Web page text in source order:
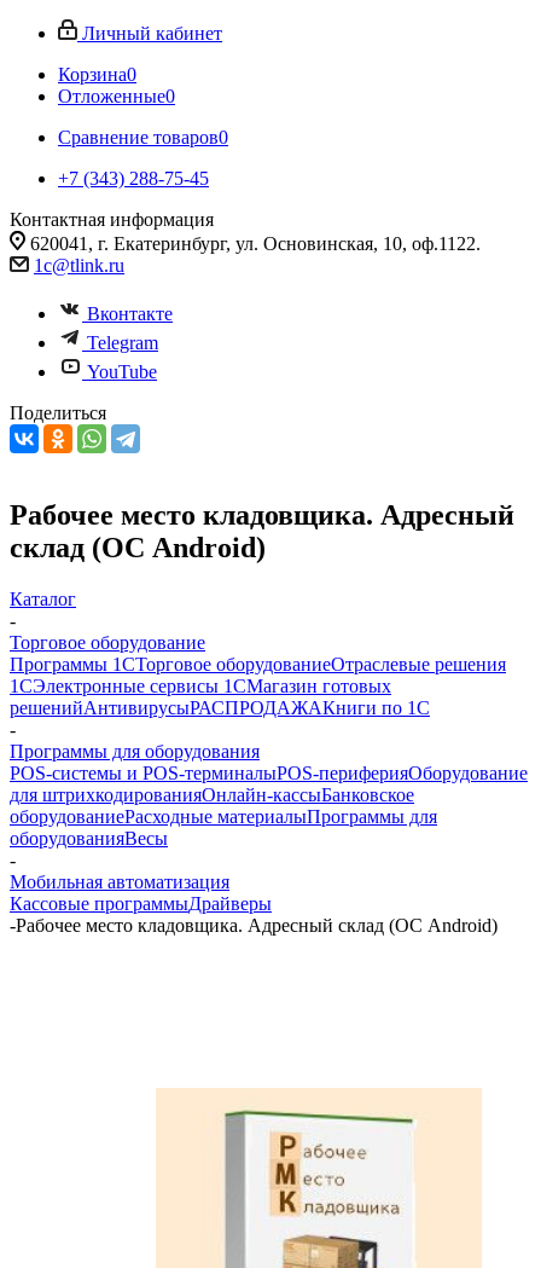
Личный кабинет
Корзина0
Отложенные0
Сравнение товаров0
+7 (343) 288-75-45
Контактная информация
620041, г. Екатеринбург, ул. Основинская, 10, оф.1122.
1c@tlink.ru
Вконтакте
Telegram
YouTube
Поделиться
Рабочее место кладовщика. Адресный
склад (ОС Android)
Каталог
-
Торговое оборудование
Программы 1СТорговое оборудованиеОтраслевые решения
1СЭлектронные сервисы 1СМагазин готовых
решенийАнтивирусыРАСПРОДАЖАКниги по 1С
-
Программы для оборудования
POS-системы и POS-терминалыPOS-периферияОборудование
для штрихкодированияОнлайн-кассыБанковское
оборудованиеРасходные материалыПрограммы для
оборудованияВесы
-
Мобильная автоматизация
Кассовые программыДрайверы
-Рабочее место кладовщика. Адресный склад (ОС Android)